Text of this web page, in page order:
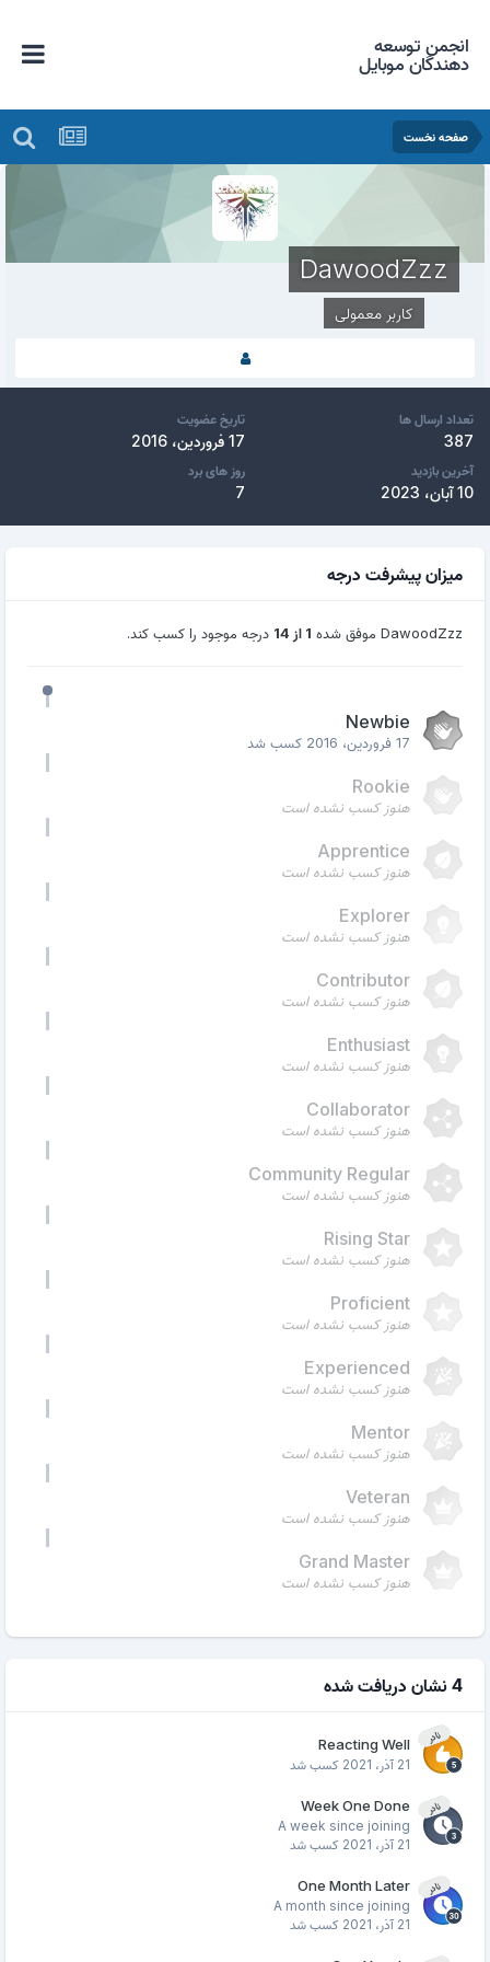
انجمن توسعه
دهندگان موبایل
صفحه نخست
DawoodZzz
کاربر معمولی
تعداد ارسال ها
387
تاریخ عضویت
17 فروردین، 2016
آخرین بازدید
10 آبان، 2023
روز های برد
7
میزان پیشرفت درجه
DawoodZzz موفق شده 1 از 14 درجه موجود را کسب کند.
Newbie
17 فروردین، 2016 کسب شد
Rookie
هنوز کسب نشده است
Apprentice
هنوز کسب نشده است
Explorer
هنوز کسب نشده است
Contributor
هنوز کسب نشده است
Enthusiast
هنوز کسب نشده است
Collaborator
هنوز کسب نشده است
Community Regular
هنوز کسب نشده است
Rising Star
هنوز کسب نشده است
Proficient
هنوز کسب نشده است
Experienced
هنوز کسب نشده است
Mentor
هنوز کسب نشده است
Veteran
هنوز کسب نشده است
Grand Master
هنوز کسب نشده است
4 نشان دریافت شده
نادر Reacting Well
21 آذر، 2021 کسب شد
نادر Week One Done
A week since joining
21 آذر، 2021
کسب شد
نادر One Month Later
A month since joining
21 آذر، 2021
کسب شد